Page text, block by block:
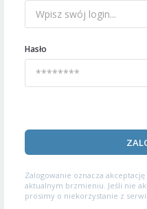
Hasło
Zalogowanie oznacza akceptację
aktualnym brzmieniu. Jeśli nie
prosimy o niekorzystanie z